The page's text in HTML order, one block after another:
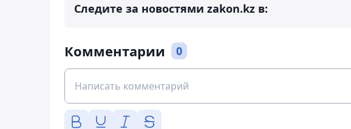
Следите за новостями zakon.kz в:
Комментарии 0